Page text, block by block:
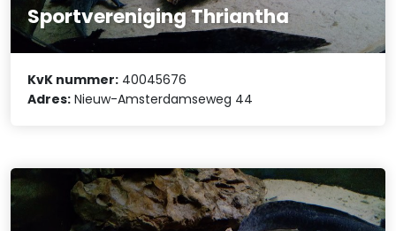
Sportvereniging Thriantha
KvK nummer: 40045676
Adres: Nieuw-Amsterdamseweg 44